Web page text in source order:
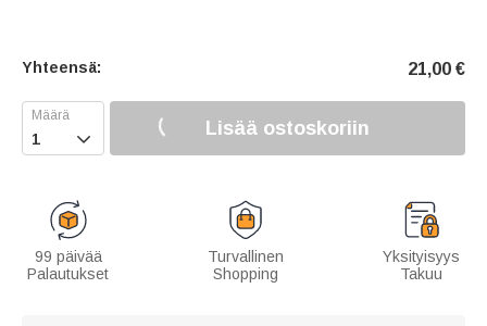
Yhteensä: 21,00 €
 Lisää ostoskoriin
99 päivää
Palautukset
Turvallinen
Shopping
Yksityisyys
Takuu